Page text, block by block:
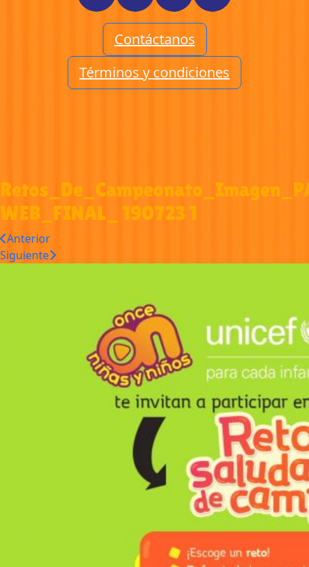
Contáctanos
Términos y condiciones
WEB_FINAL_ 190723 1
Anterior
Siguiente